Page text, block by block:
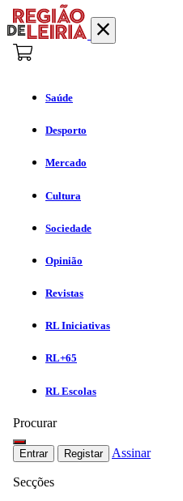
Saúde
Desporto
Mercado
Cultura
Sociedade
Opinião
Revistas
RL Iniciativas
RL+65
RL Escolas
Procurar
Entrar Registar Assinar
Secções